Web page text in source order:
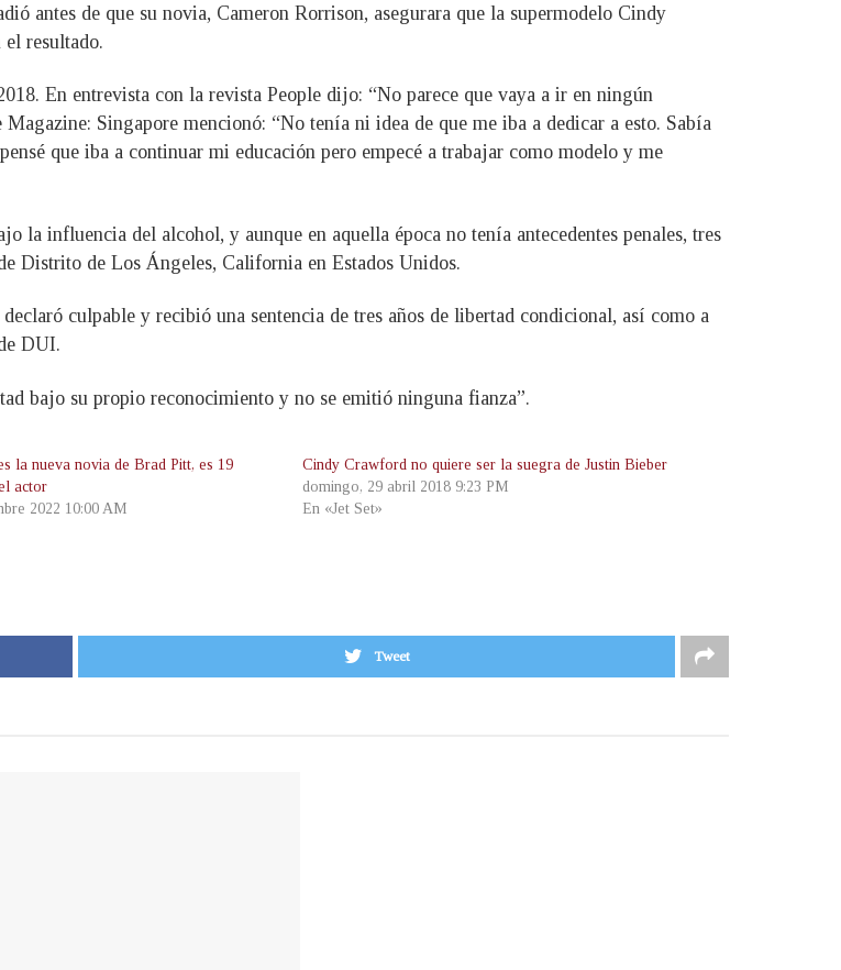
antes de que su novia, Cameron Rorrison, asegurara que la supermodelo Cindy
resultado.
En entrevista con la revista People dijo: “No parece que vaya a ir en ningún
Singapore mencionó: “No tenía ni idea de que me iba a dedicar a esto. Sabía
que iba a continuar mi educación pero empecé a trabajar como modelo y me
la influencia del alcohol, y aunque en aquella época no tenía antecedentes penales, tres
Distrito de Los Ángeles, California en Estados Unidos.
culpable y recibió una sentencia de tres años de libertad condicional, así como a
DUI.
bajo su propio reconocimiento y no se emitió ninguna fianza”.
la nueva novia de Brad Pitt, es 19
actor
2022 10:00 AM
Cindy Crawford no quiere ser la suegra de Justin Bieber
domingo, 29 abril 2018 9:23 PM
En «Jet Set»
Tweet